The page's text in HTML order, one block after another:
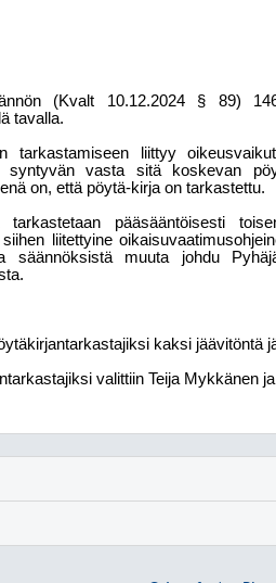
(Kvalt 10.12.2024 § 89)
tavalla.
tarkastamiseen liittyy
syntyvän vasta sitä koskevan
on, että pöytä-kirja on tarkastettu.
tarkastetaan pääsääntöisesti
liitettyine
säännöksistä muuta johdu
kaksi jäävitöntä
valittiin Teija Mykkänen